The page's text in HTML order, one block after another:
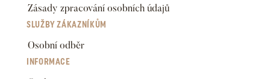
Zásady zpracování osobních údajů
SLUŽBY ZÁKAZNÍKŮM
Osobní odběr
INFORMACE